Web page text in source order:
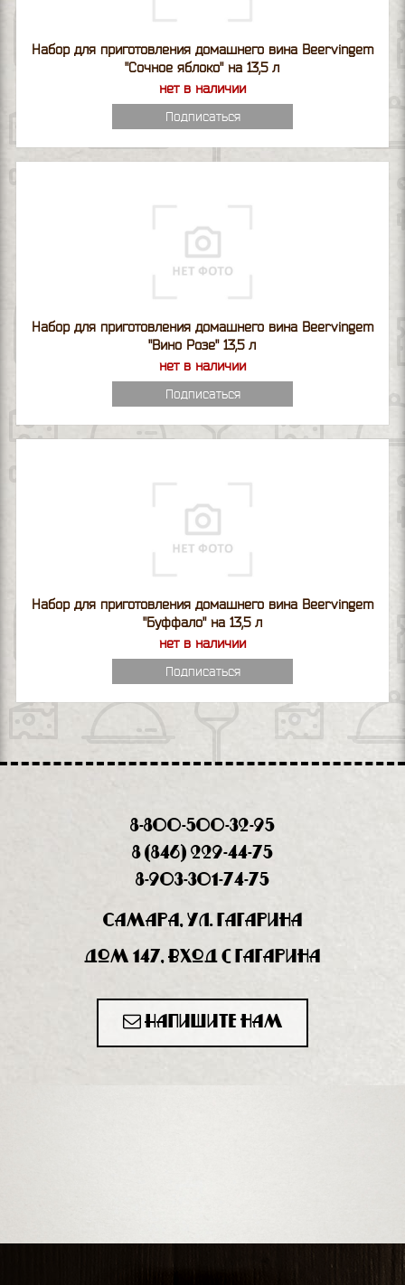
Набор для приготовления домашнего вина Beervingem
"Сочное яблоко" на 13,5 л
нет в наличии
Подписаться
Набор для приготовления домашнего вина Beervingem
"Вино Розе" 13,5 л
нет в наличии
Подписаться
Набор для приготовления домашнего вина Beervingem
"Буффало" на 13,5 л
нет в наличии
Подписаться
8-800-500-32-95
8 (846) 229-44-75
8-903-301-74-75
Самара, ул. Гагарина
дом 147, вход с Гагарина
Напишите нам